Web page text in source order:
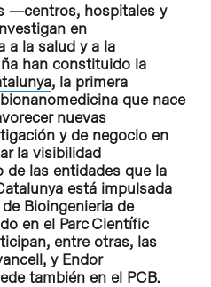
—centros, hospitales y
en
a la salud y a la
han constituido la
, la primera
que nace
nuevas
y de negocio en
la visibilidad
de las entidades que la
está impulsada
Bioingenieria de
en el Parc Científic
entre otras, las
y Endor
también en el PCB.